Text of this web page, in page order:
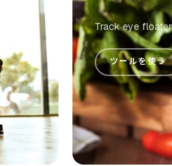
Track eye
ツールを使う